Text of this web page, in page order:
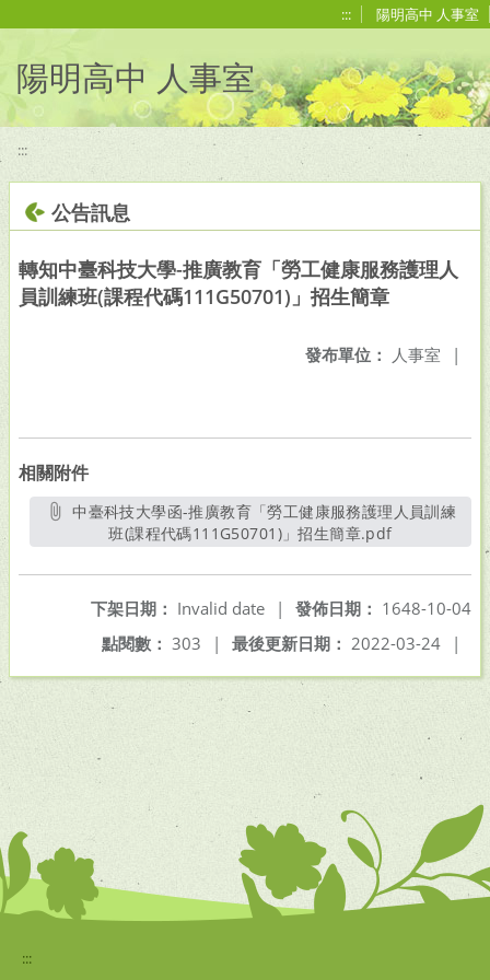
::: 陽明高中 人事室
陽明高中 人事室
:::
公告訊息
轉知中臺科技大學-推廣教育「勞工健康服務護理人
員訓練班(課程代碼111G50701)」招生簡章
發布單位： 人事室 |
相關附件
中臺科技大學函-推廣教育「勞工健康服務護理人員訓練
班(課程代碼111G50701)」招生簡章.pdf另開新視窗
發佈日期： 1648-10-04
下架日期： Invalid date
|
最後更新日期： 2022-03-24 |
點閱數： 303 |
:::